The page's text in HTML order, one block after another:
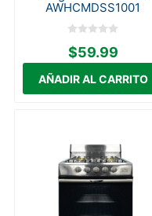
AWHCMDSS1001
$59.99